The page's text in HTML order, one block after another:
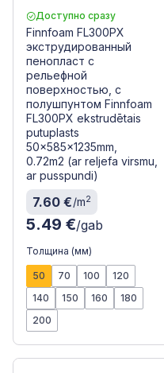
Доступно сразу
Finnfoam FL300PX
экструдированный
пенопласт с
рельефной
поверхностью, с
полушпунтом Finnfoam
FL300PX ekstrudētais
putuplasts
50x585x1235mm,
0.72m2 (ar reljefa virsmu,
ar pusspundi)
7.60 €/m2
5.49 €/gab
Толщина (мм)
50 70 100
120
140
150 160
180
200